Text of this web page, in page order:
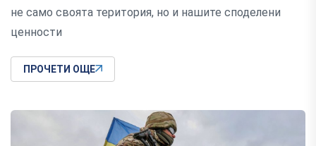
не само своята територия, но и нашите споделени
ценности
ПРОЧЕТИ ОЩЕ